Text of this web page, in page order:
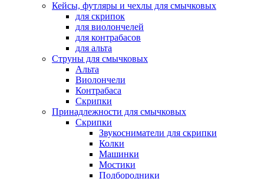
Кейсы, футляры и чехлы для смычковых
для скрипок
для виолончелей
для контрабасов
для альта
Струны для смычковых
Альта
Виолончели
Контрабаса
Скрипки
Принадлежности для смычковых
Скрипки
Звукосниматели для скрипки
Колки
Машинки
Мостики
Подбородники